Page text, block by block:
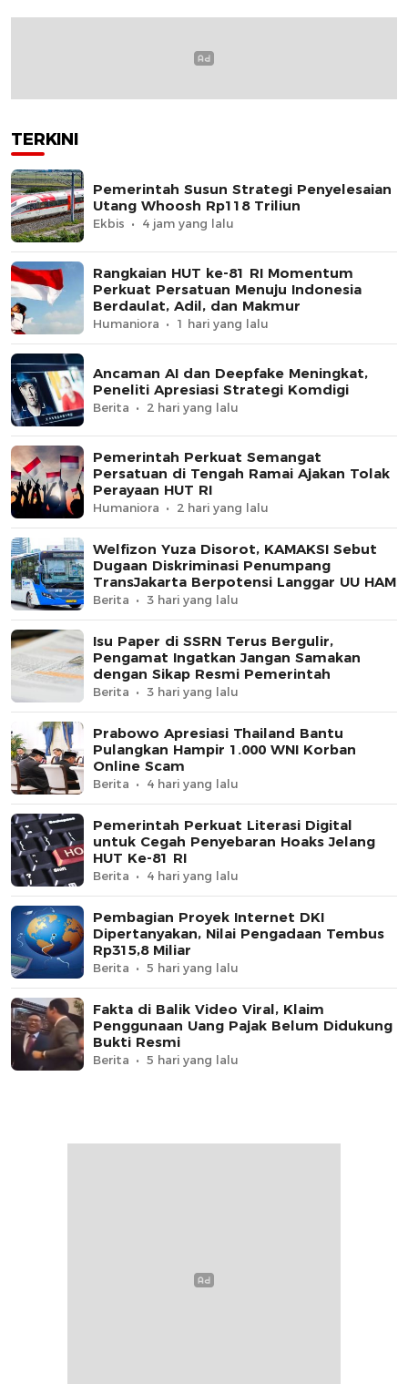
TERKINI
Pemerintah Susun Strategi Penyelesaian
Utang Whoosh Rp118 Triliun
Ekbis 4 jam yang lalu
Rangkaian HUT ke-81 RI Momentum
Perkuat Persatuan Menuju Indonesia
Berdaulat, Adil, dan Makmur
Humaniora 1 hari yang lalu
Ancaman AI dan Deepfake Meningkat,
Peneliti Apresiasi Strategi Komdigi
Berita 2 hari yang lalu
Pemerintah Perkuat Semangat
Persatuan di Tengah Ramai Ajakan Tolak
Perayaan HUT RI
Humaniora 2 hari yang lalu
Welfizon Yuza Disorot, KAMAKSI Sebut
Dugaan Diskriminasi Penumpang
TransJakarta Berpotensi Langgar UU HAM
Berita 3 hari yang lalu
Isu Paper di SSRN Terus Bergulir,
Pengamat Ingatkan Jangan Samakan
dengan Sikap Resmi Pemerintah
Berita 3 hari yang lalu
Prabowo Apresiasi Thailand Bantu
Pulangkan Hampir 1.000 WNI Korban
Online Scam
Berita 4 hari yang lalu
Pemerintah Perkuat Literasi Digital
untuk Cegah Penyebaran Hoaks Jelang
HUT Ke-81 RI
Berita 4 hari yang lalu
Pembagian Proyek Internet DKI
Dipertanyakan, Nilai Pengadaan Tembus
Rp315,8 Miliar
Berita 5 hari yang lalu
Fakta di Balik Video Viral, Klaim
Penggunaan Uang Pajak Belum Didukung
Bukti Resmi
Berita 5 hari yang lalu